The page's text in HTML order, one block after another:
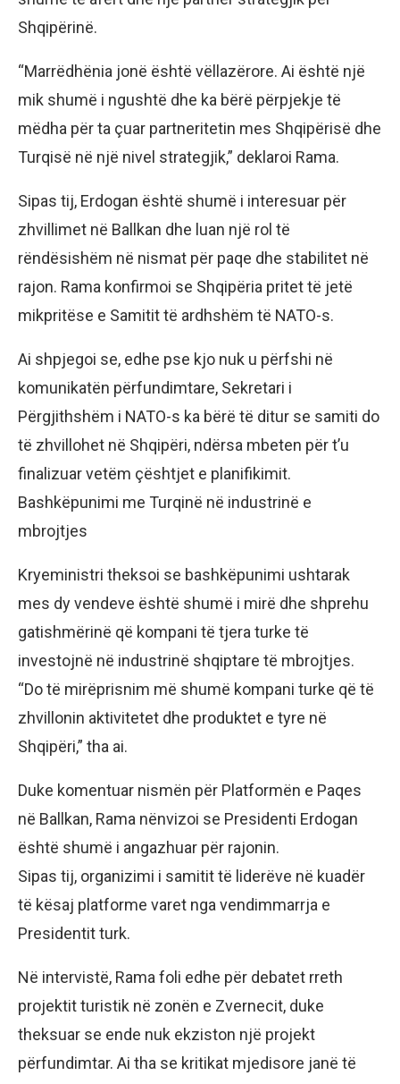
Shqipërinë.
“Marrëdhënia jonë është vëllazërore. Ai është një
mik shumë i ngushtë dhe ka bërë përpjekje të
mëdha për ta çuar partneritetin mes Shqipërisë dhe
Turqisë në një nivel strategjik,” deklaroi Rama.
Sipas tij, Erdogan është shumë i interesuar për
zhvillimet në Ballkan dhe luan një rol të
rëndësishëm në nismat për paqe dhe stabilitet në
rajon. Rama konfirmoi se Shqipëria pritet të jetë
mikpritëse e Samitit të ardhshëm të NATO-s.
Ai shpjegoi se, edhe pse kjo nuk u përfshi në
komunikatën përfundimtare, Sekretari i
Përgjithshëm i NATO-s ka bërë të ditur se samiti do
të zhvillohet në Shqipëri, ndërsa mbeten për t’u
finalizuar vetëm çështjet e planifikimit.
Bashkëpunimi me Turqinë në industrinë e
mbrojtjes
Kryeministri theksoi se bashkëpunimi ushtarak
mes dy vendeve është shumë i mirë dhe shprehu
gatishmërinë që kompani të tjera turke të
investojnë në industrinë shqiptare të mbrojtjes.
“Do të mirëprisnim më shumë kompani turke që të
zhvillonin aktivitetet dhe produktet e tyre në
Shqipëri,” tha ai.
Duke komentuar nismën për Platformën e Paqes
në Ballkan, Rama nënvizoi se Presidenti Erdogan
është shumë i angazhuar për rajonin.
Sipas tij, organizimi i samitit të liderëve në kuadër
të kësaj platforme varet nga vendimmarrja e
Presidentit turk.
Në intervistë, Rama foli edhe për debatet rreth
projektit turistik në zonën e Zvernecit, duke
theksuar se ende nuk ekziston një projekt
përfundimtar. Ai tha se kritikat mjedisore janë të